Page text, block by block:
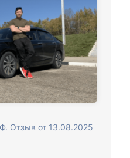
Отзыв от 13.08.2025